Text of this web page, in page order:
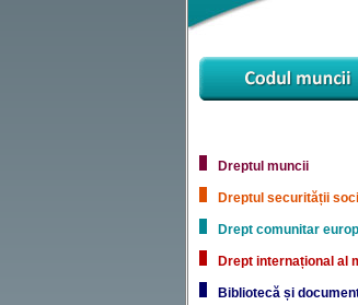
Dreptul muncii
Dreptul securității
Drept comunitar
Drept internațional al
Bibliotecă și